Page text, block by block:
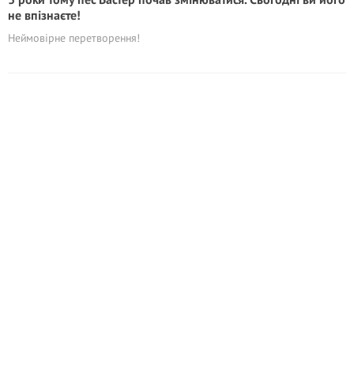
не впізнаєте!
Неймовірне перетворення!